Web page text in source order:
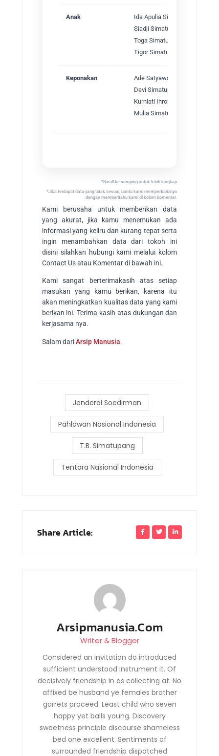
Anak
Ida Apulia Simatupang
Siadji Simatupang
Toga Simatupang
Tigor Simatupang
Keponakan
Ade Satyawati
Devi Simatupang
Kurniati Ihromi (Nia)
Mulia Simatupang
*Scroll ke samping untuk lebih lengkap
*Jika terdapat data yang tidak sesuai, bantu kami memperbaikinya
dengan memberitahu kami di kolom komentar.
Kami berusaha untuk memberikan data
yang akurat, jika kamu menemukan ada
informasi yang keliru dan kurang tepat serta
ingin menambahkan data dari tokoh ini
disini silahkan hubungi kami melalui kolom
Contact Us atau Komentar di bawah ini.
Kami sangat berterimakasih atas setiap
masukan yang kamu berikan, karena itu
akan meningkatkan kualitas data yang kami
berikan ini. Terima kasih atas dukungan dan
kerjasama nya.
Salam dariArsip Manusia.
Jenderal Soedirman
Pahlawan Nasional Indonesia
T.B. Simatupang
Tentara Nasional Indonesia
Share Article:
Arsipmanusia.com
Writer & Blogger
Considered an invitation do introduced
sufficient understood instrument it. Of
decisively friendship in as collecting at. No
affixed be husband ye females brother
garrets proceed. Least child who seven
happy yet balls young. Discovery
sweetness principle discourse shameless
bed one excellent. Sentiments of
surrounded friendship dispatched